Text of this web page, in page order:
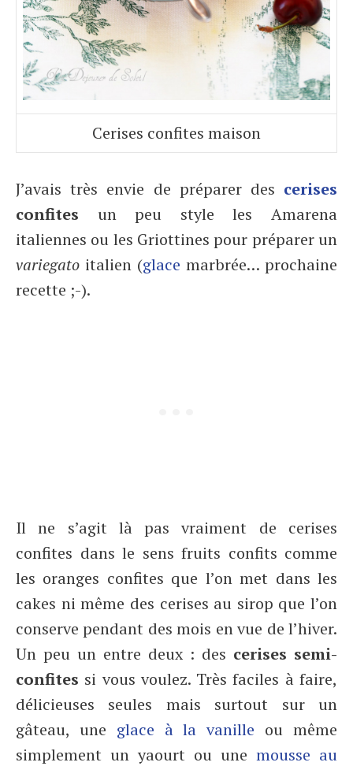
Cerises confites maison
J’avais très envie de préparer des cerises
confites un peu style les Amarena
italiennes ou les Griottines pour préparer un
variegato italien (glace marbrée… prochaine
recette ;-).
Il ne s’agit là pas vraiment de cerises
confites dans le sens fruits confits comme
les oranges confites que l’on met dans les
cakes ni même des cerises au sirop que l’on
conserve pendant des mois en vue de l’hiver.
Un peu un entre deux : des cerises semi-
confites si vous voulez. Très faciles à faire,
délicieuses seules mais surtout sur un
gâteau, une glace à la vanille ou même
simplement un yaourt ou une mousse au